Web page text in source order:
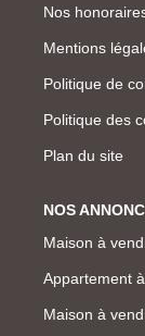
Nos
Mentions
Politique de
Politique des
Plan du site
NOS
Maison à
Appartement
Maison à